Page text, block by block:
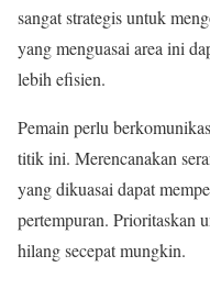
sangat strategis untuk
yang menguasai area ini
lebih efisien.
Pemain perlu
titik ini. Merencanakan
yang dikuasai dapat
pertempuran. Prioritaskan
hilang secepat mungkin.